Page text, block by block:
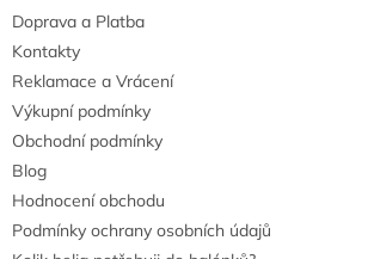
Doprava a Platba
Kontakty
Reklamace a Vrácení
Výkupní podmínky
Obchodní podmínky
Blog
Hodnocení obchodu
Podmínky ochrany osobních údajů